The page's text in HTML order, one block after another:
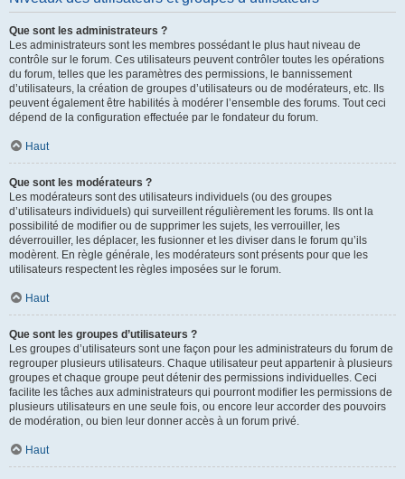
Que sont les administrateurs ?
Les administrateurs sont les membres possédant le plus haut niveau de
contrôle sur le forum. Ces utilisateurs peuvent contrôler toutes les opérations
du forum, telles que les paramètres des permissions, le bannissement
d’utilisateurs, la création de groupes d’utilisateurs ou de modérateurs, etc. Ils
peuvent également être habilités à modérer l’ensemble des forums. Tout ceci
dépend de la configuration effectuée par le fondateur du forum.
Haut
Que sont les modérateurs ?
Les modérateurs sont des utilisateurs individuels (ou des groupes
d’utilisateurs individuels) qui surveillent régulièrement les forums. Ils ont la
possibilité de modifier ou de supprimer les sujets, les verrouiller, les
déverrouiller, les déplacer, les fusionner et les diviser dans le forum qu’ils
modèrent. En règle générale, les modérateurs sont présents pour que les
utilisateurs respectent les règles imposées sur le forum.
Haut
Que sont les groupes d’utilisateurs ?
Les groupes d’utilisateurs sont une façon pour les administrateurs du forum de
regrouper plusieurs utilisateurs. Chaque utilisateur peut appartenir à plusieurs
groupes et chaque groupe peut détenir des permissions individuelles. Ceci
facilite les tâches aux administrateurs qui pourront modifier les permissions de
plusieurs utilisateurs en une seule fois, ou encore leur accorder des pouvoirs
de modération, ou bien leur donner accès à un forum privé.
Haut